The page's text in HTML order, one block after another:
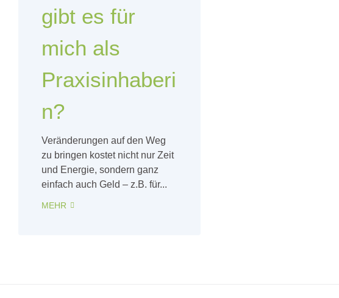
gibt es für
mich als
Praxisinhaberi
n?
Veränderungen auf den Weg
zu bringen kostet nicht nur Zeit
und Energie, sondern ganz
einfach auch Geld – z.B. für...
MEHR